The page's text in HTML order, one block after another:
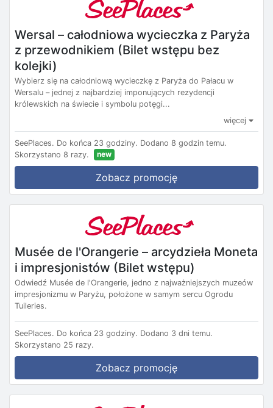
Wersal – całodniowa wycieczka z Paryża
z przewodnikiem (Bilet wstępu bez
kolejki)
Wybierz się na całodniową wycieczkę z Paryża do Pałacu w
Wersalu – jednej z najbardziej imponujących rezydencji
królewskich na świecie i symbolu potęgi...
więcej
SeePlaces. Do końca 23 godziny. Dodano 8 godzin temu.
Skorzystano 8 razy.
new
Zobacz promocję
Musée de l'Orangerie – arcydzieła Moneta
i impresjonistów (Bilet wstępu)
Odwiedź Musée de l'Orangerie, jedno z najważniejszych muzeów
impresjonizmu w Paryżu, położone w samym sercu Ogrodu
Tuileries.
SeePlaces. Do końca 23 godziny. Dodano 3 dni temu.
Skorzystano 25 razy.
Zobacz promocję